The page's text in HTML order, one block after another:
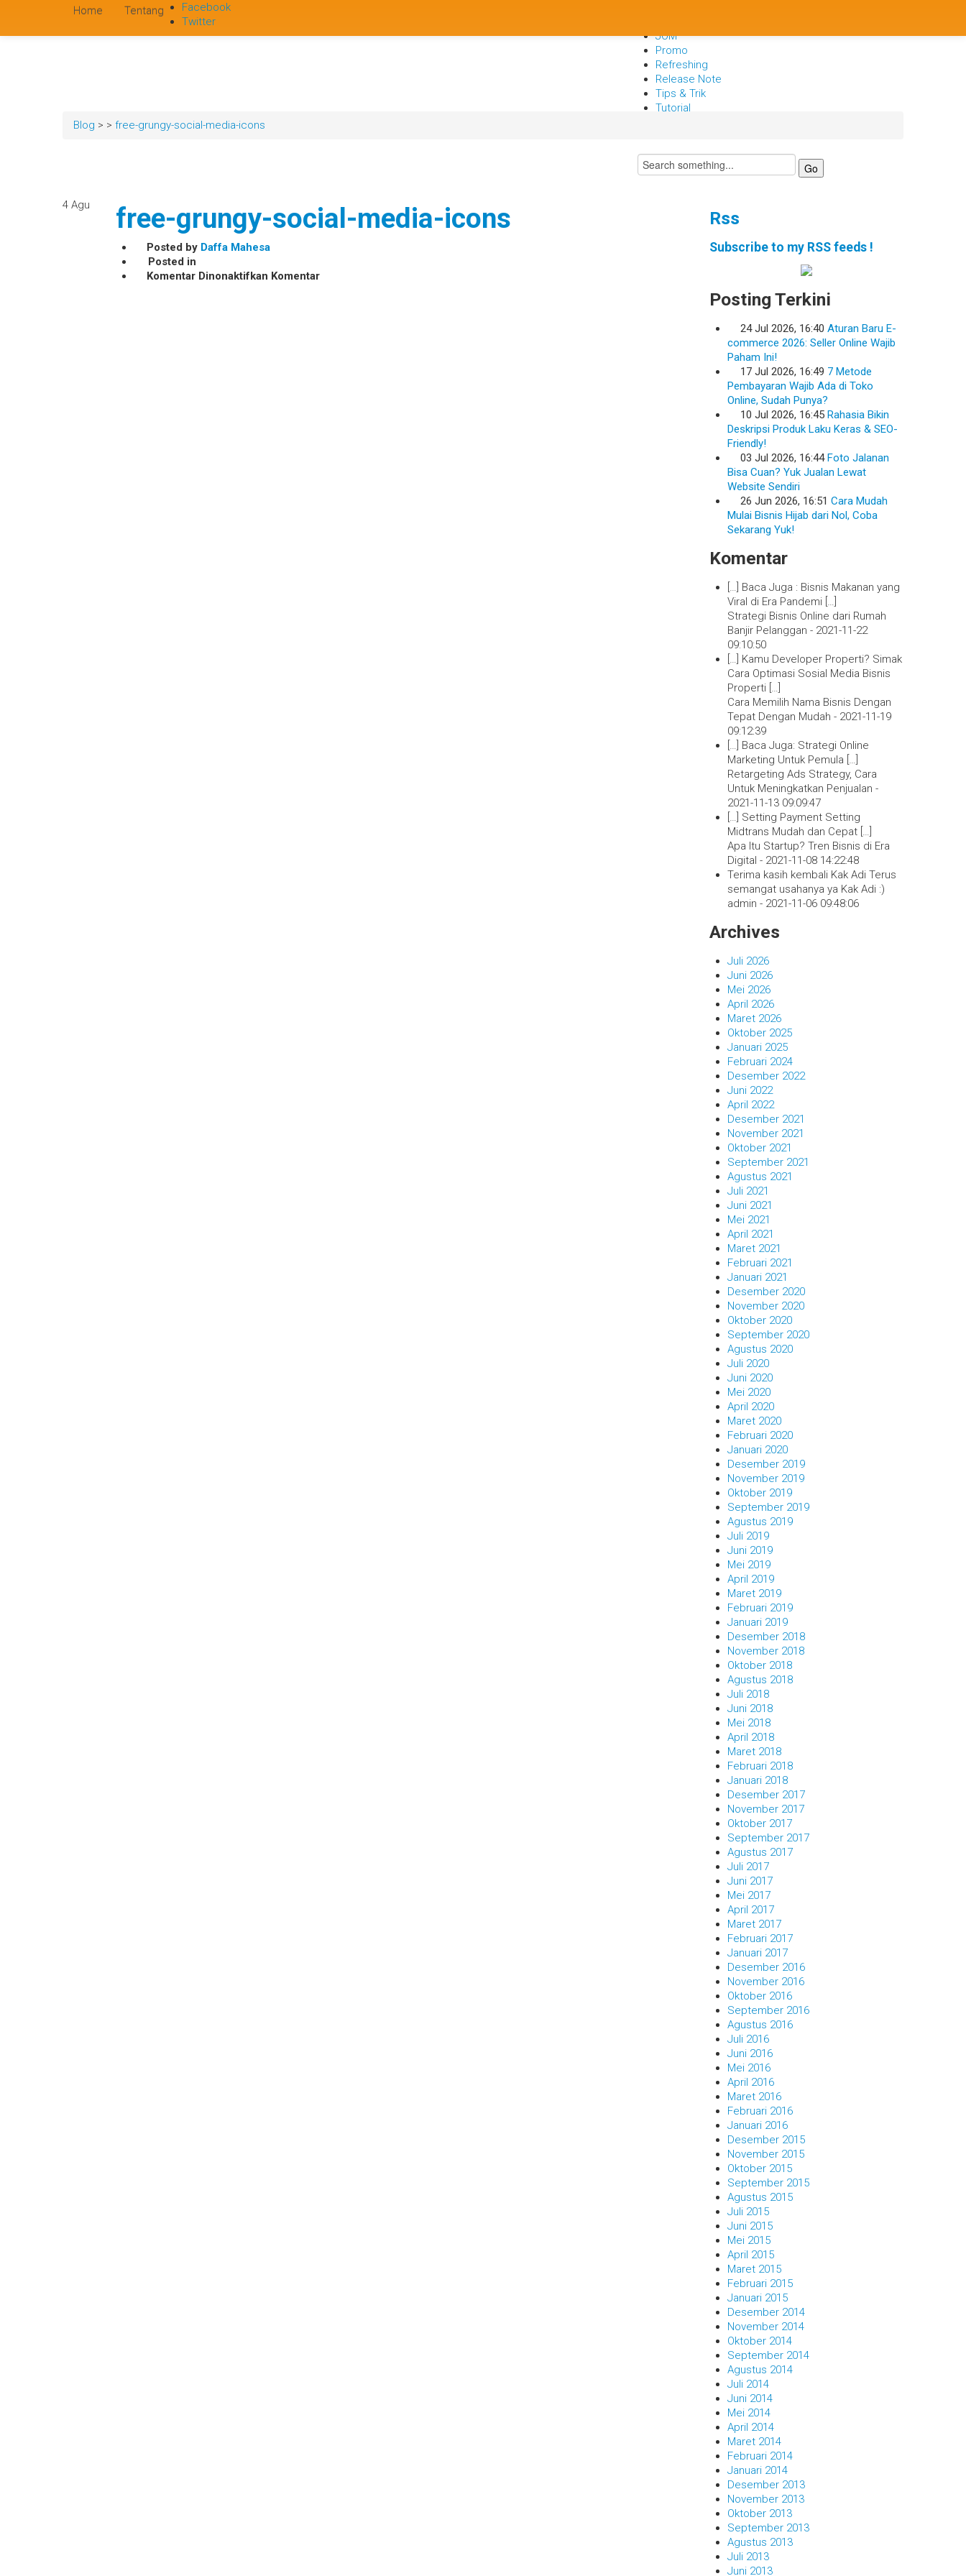
Home Tentang
Facebook
Twitter
JOM
Promo
Refreshing
Release Note
Tips & Trik
Tutorial
Blog > > free-grungy-social-media-icons
4 Agu free-grungy-social-media-icons
Posted by Daffa Mahesa
Posted in
Komentar Dinonaktifkan pada
Komentar
Rss
Subscribe to my RSS feeds !
Posting Terkini
24 Jul 2026, 16:40 Aturan Baru E-
commerce 2026: Seller Online Wajib
Paham Ini!
17 Jul 2026, 16:49 7 Metode
Pembayaran Wajib Ada di Toko
Online, Sudah Punya?
10 Jul 2026, 16:45 Rahasia Bikin
Deskripsi Produk Laku Keras & SEO-
Friendly!
03 Jul 2026, 16:44 Foto Jalanan
Bisa Cuan? Yuk Jualan Lewat
Website Sendiri
26 Jun 2026, 16:51 Cara Mudah
Mulai Bisnis Hijab dari Nol, Coba
Sekarang Yuk!
Komentar
[…] Baca Juga : Bisnis Makanan yang
Viral di Era Pandemi […]
Strategi Bisnis Online dari Rumah
Banjir Pelanggan - 2021-11-22
09:10:50
[…] Kamu Developer Properti? Simak
Cara Optimasi Sosial Media Bisnis
Properti […]
Cara Memilih Nama Bisnis Dengan
Tepat Dengan Mudah - 2021-11-19
09:12:39
[…] Baca Juga: Strategi Online
Marketing Untuk Pemula […]
Retargeting Ads Strategy, Cara
Untuk Meningkatkan Penjualan -
2021-11-13 09:09:47
[…] Setting Payment Setting
Midtrans Mudah dan Cepat […]
Apa Itu Startup? Tren Bisnis di Era
Digital - 2021-11-08 14:22:48
Terima kasih kembali Kak Adi Terus
semangat usahanya ya Kak Adi :)
admin - 2021-11-06 09:48:06
Archives
Juli 2026
Juni 2026
Mei 2026
April 2026
Maret 2026
Oktober 2025
Januari 2025
Februari 2024
Desember 2022
Juni 2022
April 2022
Desember 2021
November 2021
Oktober 2021
September 2021
Agustus 2021
Juli 2021
Juni 2021
Mei 2021
April 2021
Maret 2021
Februari 2021
Januari 2021
Desember 2020
November 2020
Oktober 2020
September 2020
Agustus 2020
Juli 2020
Juni 2020
Mei 2020
April 2020
Maret 2020
Februari 2020
Januari 2020
Desember 2019
November 2019
Oktober 2019
September 2019
Agustus 2019
Juli 2019
Juni 2019
Mei 2019
April 2019
Maret 2019
Februari 2019
Januari 2019
Desember 2018
November 2018
Oktober 2018
Agustus 2018
Juli 2018
Juni 2018
Mei 2018
April 2018
Maret 2018
Februari 2018
Januari 2018
Desember 2017
November 2017
Oktober 2017
September 2017
Agustus 2017
Juli 2017
Juni 2017
Mei 2017
April 2017
Maret 2017
Februari 2017
Januari 2017
Desember 2016
November 2016
Oktober 2016
September 2016
Agustus 2016
Juli 2016
Juni 2016
Mei 2016
April 2016
Maret 2016
Februari 2016
Januari 2016
Desember 2015
November 2015
Oktober 2015
September 2015
Agustus 2015
Juli 2015
Juni 2015
Mei 2015
April 2015
Maret 2015
Februari 2015
Januari 2015
Desember 2014
November 2014
Oktober 2014
September 2014
Agustus 2014
Juli 2014
Juni 2014
Mei 2014
April 2014
Maret 2014
Februari 2014
Januari 2014
Desember 2013
November 2013
Oktober 2013
September 2013
Agustus 2013
Juli 2013
Juni 2013